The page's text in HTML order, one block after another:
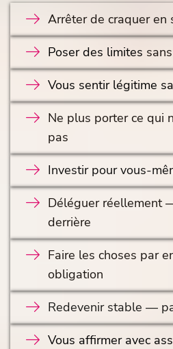
Arrêter de craquer en
Poser des limites
Vous sentir légitime
Ne plus porter ce qui
pas
Investir pour vous-
Déléguer réellement
derrière
Faire les choses par
obligation
Redevenir stable —
Vous affirmer avec